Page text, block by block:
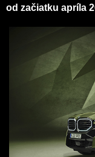
od začiatku apríla